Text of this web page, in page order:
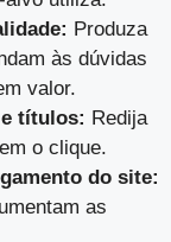
Produza
às dúvidas
valor.
títulos: Redija
o clique.
do site:
as